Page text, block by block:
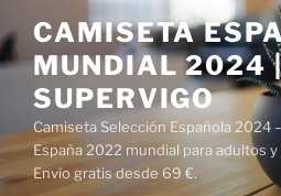
al
contenido
CAMISETA
MUNDIAL 2024
SUPERVIGO
Camiseta Selección Española 2024
España 2022 mundial para adultos
Envío gratis desde 69 €.